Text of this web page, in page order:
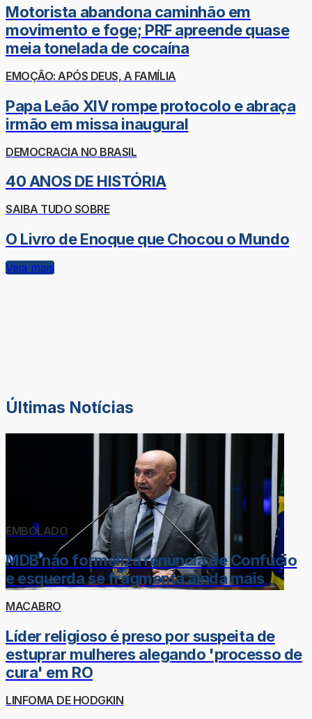
Motorista abandona caminhão em
movimento e foge; PRF apreende quase
meia tonelada de cocaína
EMOÇÃO: APÓS DEUS, A FAMÍLIA
Papa Leão XIV rompe protocolo e abraça
irmão em missa inaugural
DEMOCRACIA NO BRASIL
40 ANOS DE HISTÓRIA
SAIBA TUDO SOBRE
O Livro de Enoque que Chocou o Mundo
Veja mais
Últimas Notícias
EMBOLADO
MDB não formaliza renúncia de Confúcio
e esquerda se fragmenta ainda mais
MACABRO
Líder religioso é preso por suspeita de
estuprar mulheres alegando 'processo de
cura' em RO
LINFOMA DE HODGKIN